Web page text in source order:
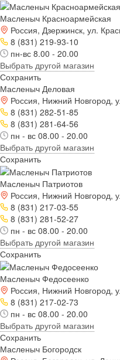
Масленыч Красноармейская
Россия, Дзержинск, ул.
8 (831) 219-93-10
пн-вс 8.00 - 20.00
Выбрать другой магазин
Сохранить
Масленыч Деловая
Россия, Нижний Новгород,
8 (831) 282-51-85
8 (831) 281-64-56
пн - вс 08.00 - 20.00
Выбрать другой магазин
Сохранить
Масленыч Патриотов
Россия, Нижний Новгород,
8 (831) 217-03-55
8 (831) 281-52-27
пн - вс 08.00 - 20.00
Выбрать другой магазин
Сохранить
Масленыч Федосеенко
Россия, Нижний Новгород,
8 (831) 217-02-73
пн - вс 08.00 - 20.00
Выбрать другой магазин
Сохранить
Масленыч Богородск